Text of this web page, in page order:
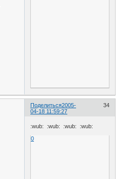
Поделиться 34
2005-
04-18 11:59:27
:wub: :wub: :wub: :wub:
0